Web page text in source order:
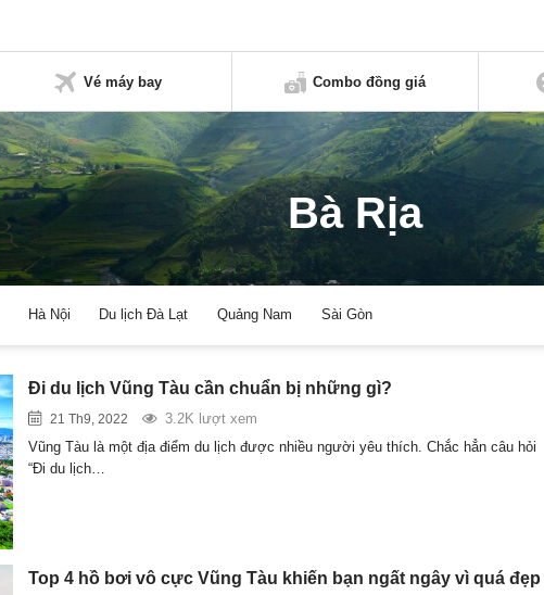
Vé máy bay Combo đồng giá
Bà Rịa
Hà Nội Du lịch Đà Lạt Quảng Nam Sài Gòn
Đi du lịch Vũng Tàu cần chuẩn bị những gì?
21 Th9, 2022
3.2K lượt xem
Vũng Tàu là một địa điểm du lịch được nhiều người yêu thích. Chắc hẳn câu hỏi
“Đi du lịch…
Top 4 hồ bơi vô cực Vũng Tàu khiến bạn ngất ngây vì quá đẹp